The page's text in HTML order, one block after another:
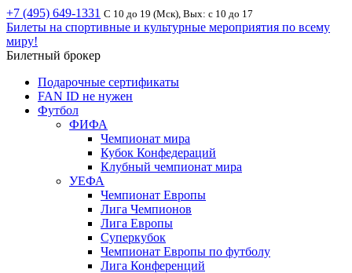
+7 (495) 649-1331 С 10 до 19 (Мск), Вых: с 10 до 17
Билеты на спортивные и культурные мероприятия по всему
миру!
Билетный брокер
Подарочные сертификаты
FAN ID не нужен
Футбол
ФИФА
Чемпионат мира
Кубок Конфедераций
Клубный чемпионат мира
УЕФА
Чемпионат Европы
Лига Чемпионов
Лига Европы
Суперкубок
Чемпионат Европы по футболу
Лига Конференций